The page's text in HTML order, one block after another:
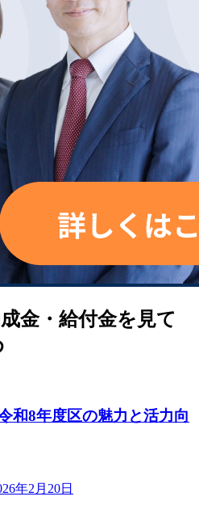
金・給付金を見て
和8年度区の魅力と活力向
年2月20日